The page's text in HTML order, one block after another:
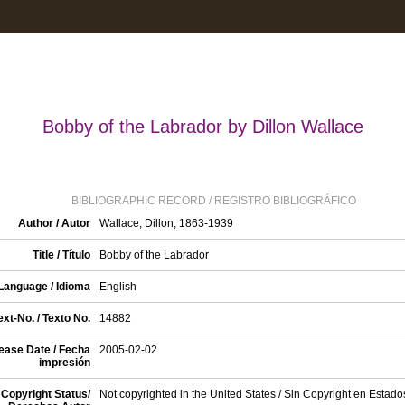
Bobby of the Labrador by Dillon Wallace
BIBLIOGRAPHIC RECORD / REGISTRO BIBLIOGRÁFICO
Author / Autor
Wallace, Dillon, 1863-1939
Title / Título Bobby of the Labrador
/ Idioma English
No. / Texto No. 14882
Date / Fecha
impresión
2005-02-02
Copyright Status/
Not copyrighted in the United States / Sin Copyright en